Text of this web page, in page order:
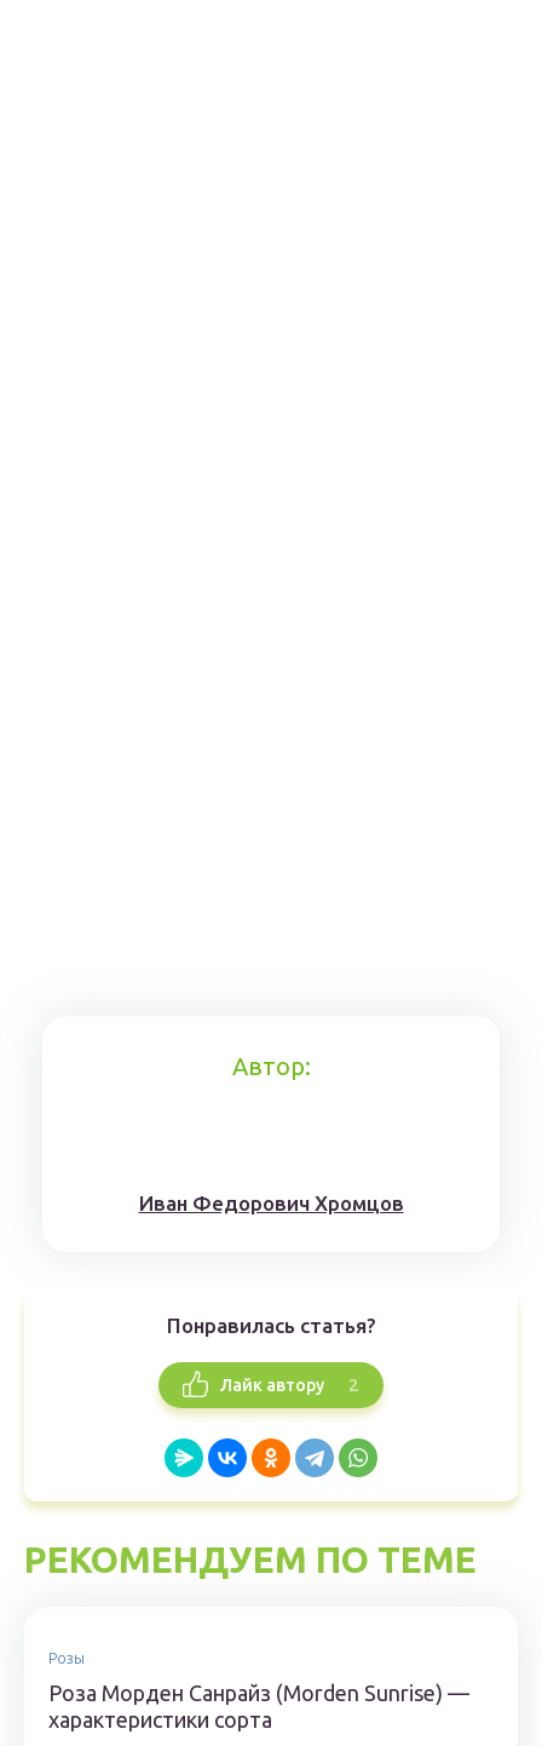
Автор:
Иван Федорович Хромцов
Понравилась статья?
Лайк автору 2
РЕКОМЕНДУЕМ ПО ТЕМЕ
Розы
Роза Морден Санрайз (Morden Sunrise) —
характеристики сорта